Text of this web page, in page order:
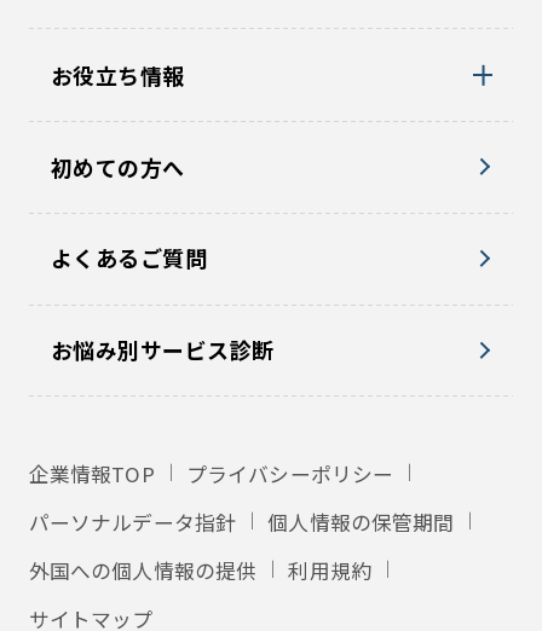
お役立ち情報
初めての方へ
よくあるご質問
お悩み別サービス診断
企業情報TOP
プライバシーポリシー
パーソナルデータ指針
個人情報の保管期間
外国への個人情報の提供
利用規約
サイトマップ